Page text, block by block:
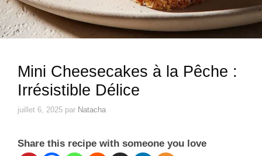
Mini Cheesecakes à la Pêche :
Irrésistible Délice
juillet 6, 2025 par Natacha
Share this recipe with someone you love